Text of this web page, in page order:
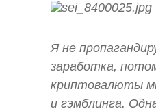
Я не
заработка,
криптовалюты
и гэмблинга.